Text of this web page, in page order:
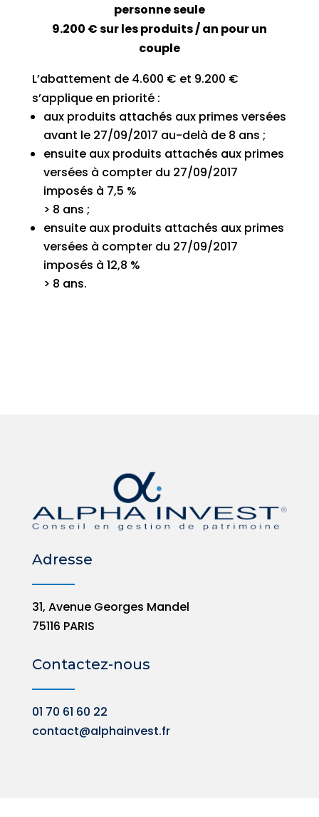
personne seule
9.200 € sur les produits / an pour un
couple
L’abattement de 4.600 € et 9.200 €
s’applique en priorité :
aux produits attachés aux primes versées
avant le 27/09/2017 au-delà de 8 ans ;
ensuite aux produits attachés aux primes
versées à compter du 27/09/2017
imposés à 7,5 %
> 8 ans ;
ensuite aux produits attachés aux primes
versées à compter du 27/09/2017
imposés à 12,8 %
> 8 ans.
Adresse
31, Avenue Georges Mandel
75116 PARIS
Contactez-nous
01 70 61 60 22
contact@alphainvest.fr